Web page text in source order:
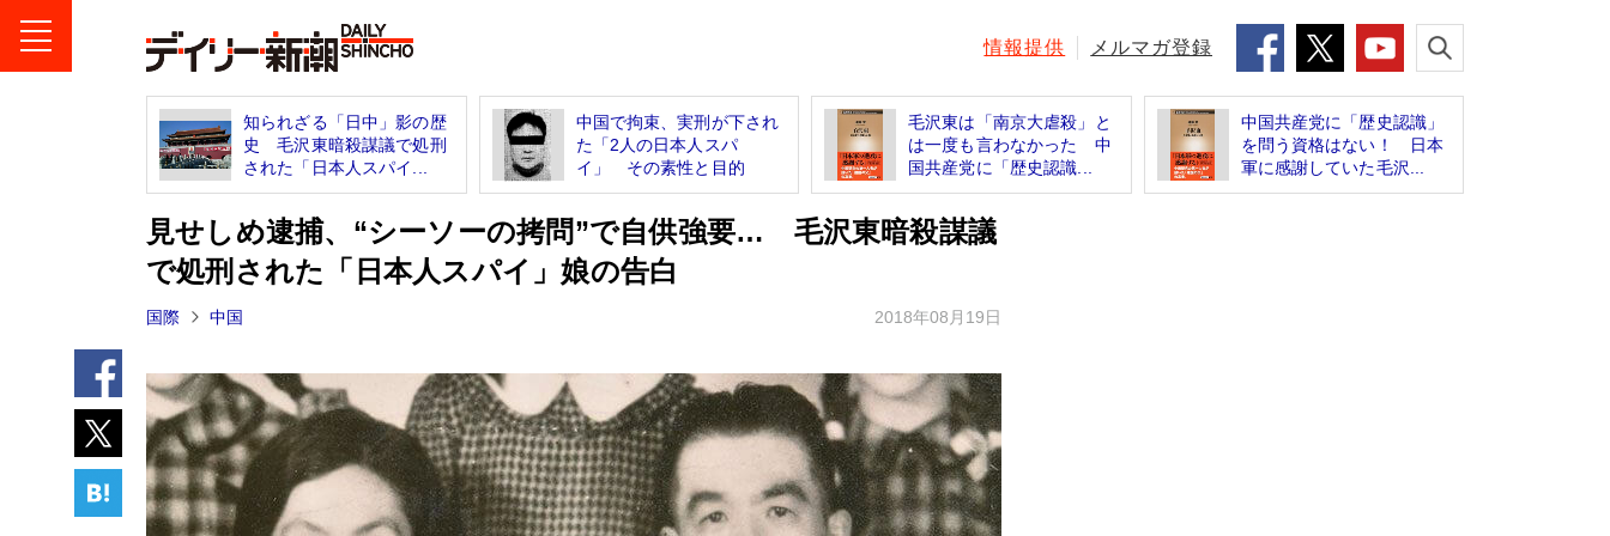
情報提供 メルマガ登録
知られざる「日中」影の歴
史 毛沢東暗殺謀議で処刑
された「日本人スパイ...
中国で拘束、実刑が下され
た「2人の日本人スパ
イ」 その素性と目的
毛沢東は「南京大虐殺」と
は一度も言わなかった 中
国共産党に「歴史認識...
中国共産党に「歴史認識」
を問う資格はない！ 日本
軍に感謝していた毛沢...
見せしめ逮捕、“シーソーの拷問”で自供強要… 毛沢東暗殺謀議
で処刑された「日本人スパイ」娘の告白
国際 中国 2018年08月19日